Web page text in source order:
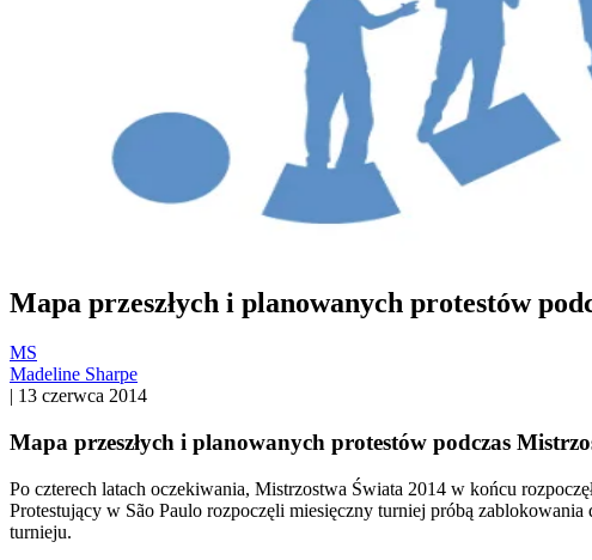
Mapa przeszłych i planowanych protestów
MS
Madeline Sharpe
| 13 czerwca 2014
Mapa przeszłych i planowanych protestów podczas
Po czterech latach oczekiwania, Mistrzostwa Świata 2014 w końcu
Protestujący w São Paulo rozpoczęli miesięczny turniej próbą
turnieju.